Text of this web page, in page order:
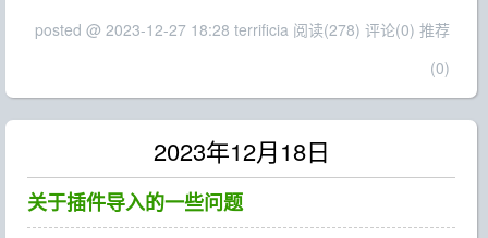
posted @ 2023-12-27 18:28 terrificia 阅读(278) 评论(0) 推荐
(0)
2023年12月18日
关于插件导入的一些问题